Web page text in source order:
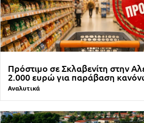
Πρόστιμο σε Σκλαβενίτη στην
2.000 ευρώ για παράβαση
Αναλυτικά